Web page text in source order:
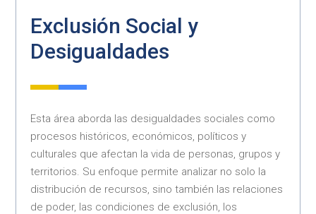
Exclusión Social y
Desigualdades
Esta área aborda las desigualdades sociales como
procesos históricos, económicos, políticos y
culturales que afectan la vida de personas, grupos y
territorios. Su enfoque permite analizar no solo la
distribución de recursos, sino también las relaciones
de poder, las condiciones de exclusión, los